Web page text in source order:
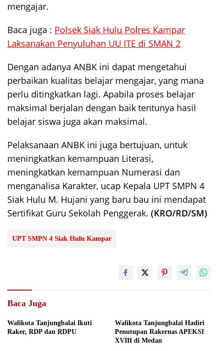
mengajar.
Baca juga : Polsek Siak Hulu Polres Kampar
Laksanakan Penyuluhan UU ITE di SMAN 2
Dengan adanya ANBK ini dapat mengetahui
perbaikan kualitas belajar mengajar, yang mana
perlu ditingkatkan lagi. Apabila proses belajar
maksimal berjalan dengan baik tentunya hasil
belajar siswa juga akan maksimal.
Pelaksanaan ANBK ini juga bertujuan, untuk
meningkatkan kemampuan Literasi,
meningkatkan kemampuan Numerasi dan
menganalisa Karakter, ucap Kepala UPT SMPN 4
Siak Hulu M. Hujani yang baru bau ini mendapat
Sertifikat Guru Sekolah Penggerak. (KRO/RD/SM)
UPT SMPN 4 Siak Hulu Kampar
Baca Juga
Walikota Tanjungbalai Ikuti
Raker, RDP dan RDPU
Walikota Tanjungbalai Hadiri
Penutupan Rakernas APEKSI
XVIII di Medan